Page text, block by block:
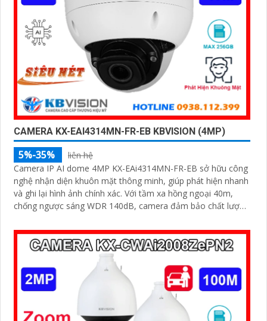
CAMERA KX-EAI4314MN-FR-EB KBVISION (4MP)
5%-35%
liên hệ
Camera IP AI dome 4MP KX-EAi4314MN-FR-EB sở hữu công
nghệ nhận diện khuôn mặt thông minh, giúp phát hiện nhanh
và ghi lại hình ảnh chính xác. Với tầm xa hồng ngoại 40m,
chống ngược sáng WDR 140dB, camera đảm bảo chất lượng